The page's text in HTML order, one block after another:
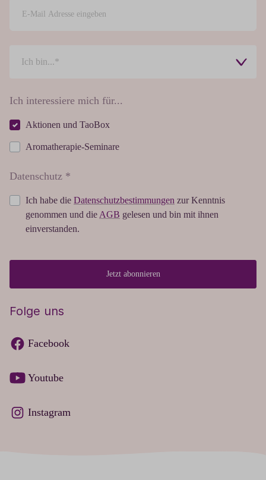
Ich interessiere mich für...
Aktionen und TaoBox
Aromatherapie-Seminare
Datenschutz *
Ich habe die Datenschutzbestimmungen zur Kenntnis
genommen und die AGB gelesen und bin mit ihnen
einverstanden.
Jetzt abonnieren
Folge uns
Facebook
Youtube
Instagram